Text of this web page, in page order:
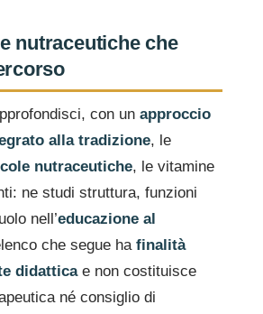
nutraceutiche che
con un approccio
alla tradizione, le
nutraceutiche, le vitamine
ne studi struttura, funzioni
nell’educazione al
che segue ha finalità
didatticae non costituisce
né consiglio di